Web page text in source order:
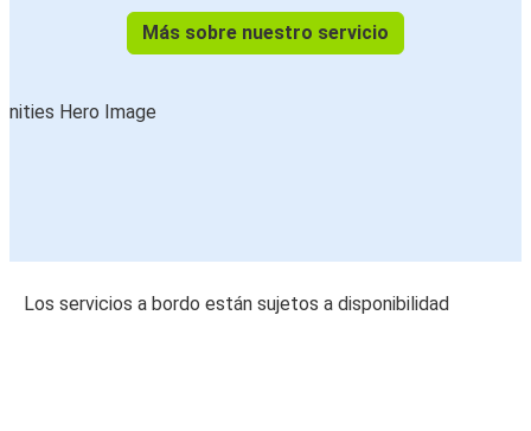
Más sobre nuestro servicio
Los servicios a bordo están sujetos a disponibilidad